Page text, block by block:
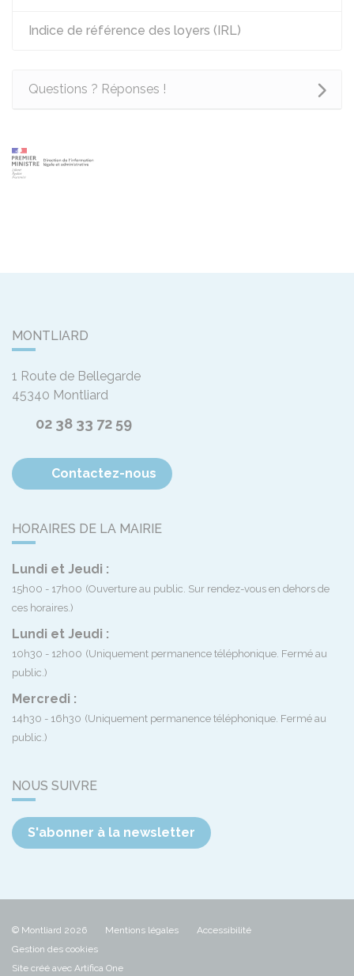
Indice de référence des loyers (IRL)
Questions ? Réponses !
MONTLIARD
1 Route de Bellegarde
45340 Montliard
02 38 33 72 59
Contactez-nous
HORAIRES DE LA MAIRIE
Lundi et Jeudi :
15h00 - 17h00 (Ouverture au public. Sur rendez-vous en dehors de
ces horaires.)
Lundi et Jeudi :
10h30 - 12h00 (Uniquement permanence téléphonique. Fermé au
public.)
Mercredi :
14h30 - 16h30 (Uniquement permanence téléphonique. Fermé au
public.)
NOUS SUIVRE
S'abonner à la newsletter
© Montliard 2026 Mentions légales
Accessibilité
Gestion des cookies
Site créé avec Artifica One